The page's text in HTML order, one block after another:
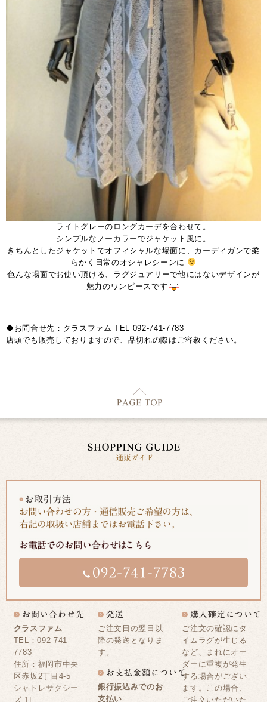
ライトグレーのロングカーデを合わせて。
シンプルなノーカラーでジャケット風に。
きちんとしたジャケットでオフィシャルな場面に、カーディガンで柔
らかく日常のオシャレシーンに
色んな場面でお使い頂ける、ラグジュアリーで他にはないデザインが
魅力のワンピースです
◆お問合せ先：クラスファム TEL 092-741-7783
店頭でも販売しておりますので、品切れの際はご容赦ください。
クラスファム
TEL：092-741-
7783
住所：福岡市中央
区赤坂2丁目4-5
シャトレサクシー
ズ 1F
ご注文日の翌日以
降の発送となりま
す。
銀行振込みでのお
支払い
ご注文の確認にタ
イムラグが生じる
など、まれにオー
ダーに重複が発生
する場合がござい
ます。この場合、
ご注文いただいた